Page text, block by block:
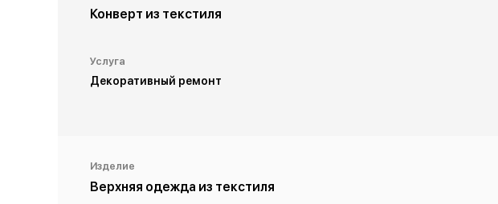
Конверт из текстиля
Услуга
Декоративный ремонт
Изделие
Верхняя одежда из текстиля